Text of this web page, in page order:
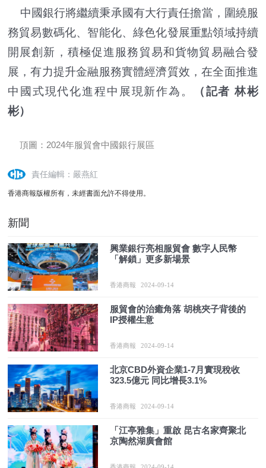
中國銀行將繼續秉承國有大行責任擔當，圍繞服
務貿易數碼化、智能化、綠色化發展重點領域持續
開展創新，積極促進服務貿易和貨物貿易融合發
展，有力提升金融服務實體經濟質效，在全面推進
中國式現代化進程中展現新作為。
（記者 林彬
彬）
頂圖：2024年服貿會中國銀行展區
責任編輯：嚴燕紅
香港商報版權所有，未經書面允許不得使用。
新聞
興業銀行亮相服貿會 數字人民幣
「解鎖」更多新場景
香港商報 2024-09-14
服貿會的治癒角落 胡桃夾子背後的
IP授權生意
香港商報 2024-09-14
北京CBD外資企業1-7月實現稅收
323.5億元 同比增長3.1%
香港商報 2024-09-14
「江亭雅集」重啟 昆古名家齊聚北
京陶然湖廣會館